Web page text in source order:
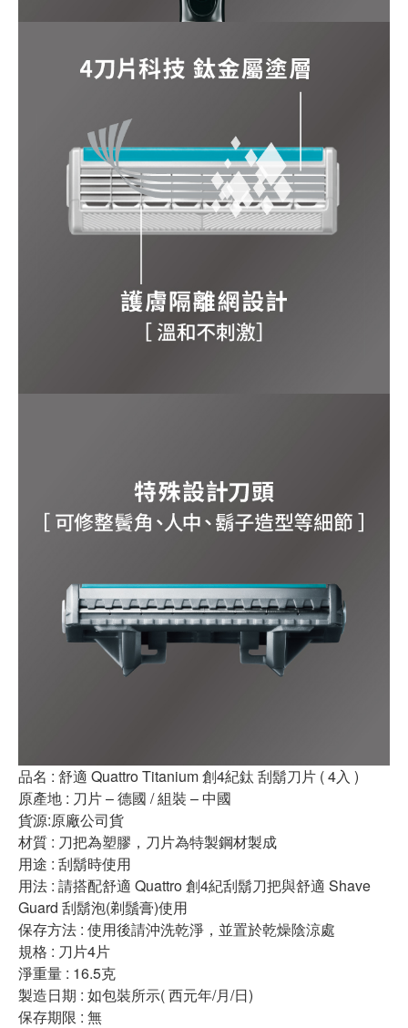
品名 : 舒適 Quattro Titanium 創4紀鈦 刮鬍刀片 ( 4入 )
原產地 : 刀片 – 德國 / 組裝 – 中國
貨源:原廠公司貨
材質 : 刀把為塑膠，刀片為特製鋼材製成
用途 : 刮鬍時使用
用法 : 請搭配舒適 Quattro 創4紀刮鬍刀把與舒適 Shave
Guard 刮鬍泡(剃鬚膏)使用
保存方法 : 使用後請沖洗乾淨，並置於乾燥陰涼處
規格 : 刀片4片
淨重量 : 16.5克
製造日期 : 如包裝所示( 西元年/月/日)
保存期限 : 無